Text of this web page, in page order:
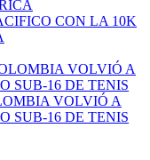
CON LA 10K
VOLVIÓ A
SUB-16 DE TENIS